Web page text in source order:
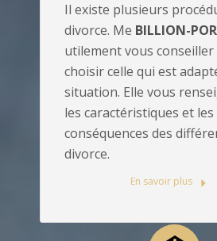
Il existe plusieurs
divorce. Me BILLION-
utilement vous
choisir celle qui est
situation. Elle vous
les caractéristiques et les
conséquences des
divorce.
En savoir plus